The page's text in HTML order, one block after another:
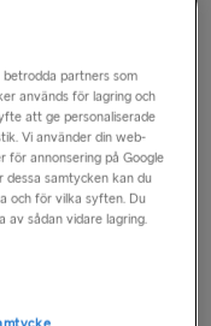
Wexford, 1 timme
och 45 minuter från
Dublin och 3 timmar
bank, hotell,
betrodda partners som
används för lagring och
att ge personaliserade
Vi använder din web-
för annonsering på Google
dessa samtycken kan du
och för vilka syften. Du
av sådan vidare lagring.